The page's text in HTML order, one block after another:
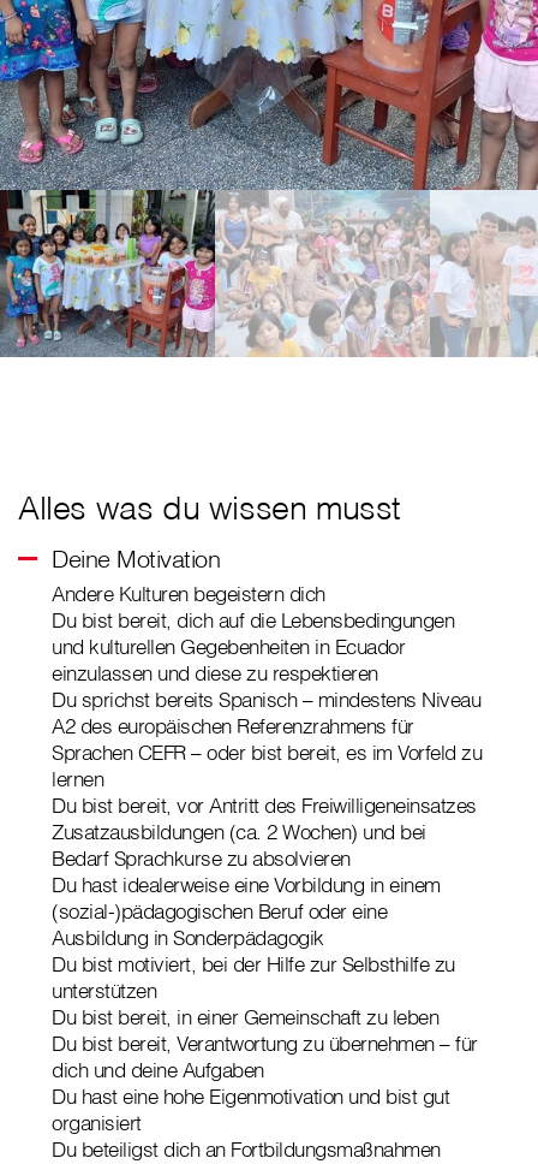
Alles was du wissen musst
Deine Motivation
Andere Kulturen begeistern dich
Du bist bereit, dich auf die Lebensbedingungen
und kulturellen Gegebenheiten in Ecuador
einzulassen und diese zu respektieren
Du sprichst bereits Spanisch – mindestens Niveau
A2 des europäischen Referenzrahmens für
Sprachen CEFR – oder bist bereit, es im Vorfeld zu
lernen
Du bist bereit, vor Antritt des Freiwilligeneinsatzes
Zusatzausbildungen (ca. 2 Wochen) und bei
Bedarf Sprachkurse zu absolvieren
Du hast idealerweise eine Vorbildung in einem
(sozial-)pädagogischen Beruf oder eine
Ausbildung in Sonderpädagogik
Du bist motiviert, bei der Hilfe zur Selbsthilfe zu
unterstützen
Du bist bereit, in einer Gemeinschaft zu leben
Du bist bereit, Verantwortung zu übernehmen – für
dich und deine Aufgaben
Du hast eine hohe Eigenmotivation und bist gut
organisiert
Du beteiligst dich an Fortbildungsmaßnahmen